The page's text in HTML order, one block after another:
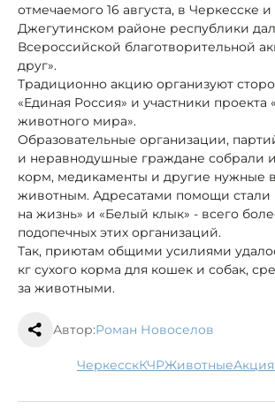
отмечаемого 16 августа, в Черкесске и
Джегутинском районе республики
Всероссийской благотворительной
друг».
Традиционно акцию организуют
«Единая Россия» и участники проекта
животного мира».
Образовательные организации,
и неравнодушные граждане собрали
корм, медикаменты и другие нужные
животным. Адресатами помощи
на жизнь» и «Белый клык» - всего
подопечных этих организаций.
Так, приютам общими усилиями
кг сухого корма для кошек и собак,
за животными.
Автор:Роман Новоселов
Черкесск КЧР животные акция